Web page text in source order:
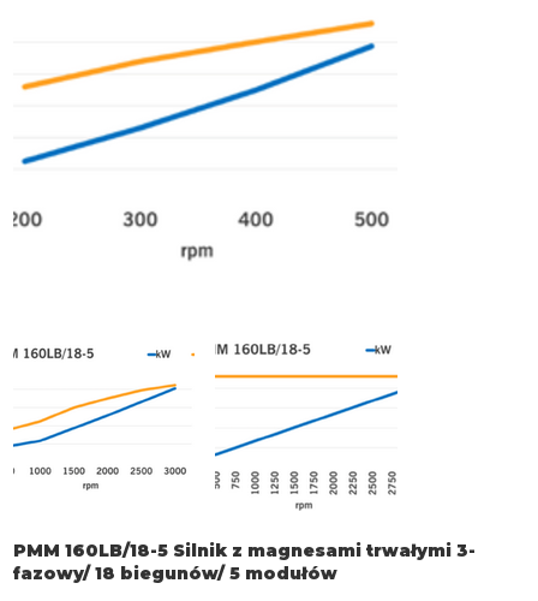
PMM 160LB/18-5 Silnik z magnesami trwałymi 3-
fazowy/ 18 biegunów/ 5 modułów